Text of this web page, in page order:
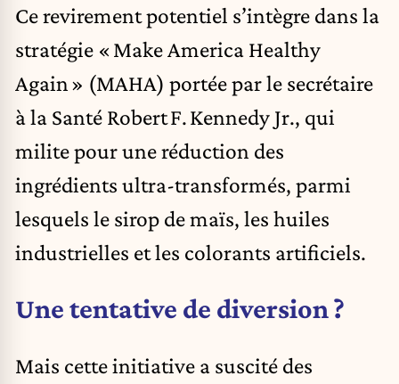
Ce revirement potentiel s’intègre dans la
stratégie « Make America Healthy
Again » (MAHA) portée par le secrétaire
à la Santé Robert F. Kennedy Jr., qui
milite pour une réduction des
ingrédients ultra-transformés, parmi
lesquels le sirop de maïs, les huiles
industrielles et les colorants artificiels.
Une tentative de diversion ?
Mais cette initiative a suscité des